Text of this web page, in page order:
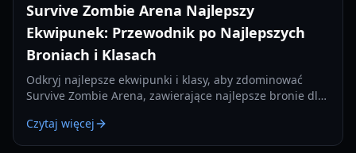
Survive Zombie Arena Najlepszy
Ekwipunek: Przewodnik po Najlepszych
Broniach i Klasach
Odkryj najlepsze ekwipunki i klasy, aby zdominować
Survive Zombie Arena, zawierające najlepsze bronie dla
Czytaj więcej